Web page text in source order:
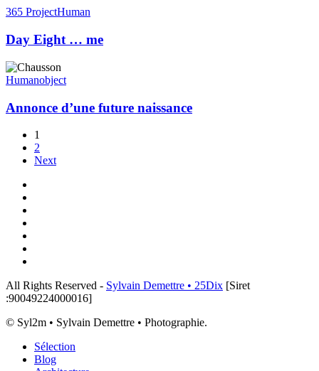
Chercher
l’inspiration
Eight
me
365 ProjectHuman
Day Eight … me
Annonce
d’une
naissance
Humanobject
Annonce d’une future naissance
1
2
Next
All Rights Reserved - Sylvain Demettre • 25Dix [Siret
:90049224000016]
© Syl2m • Sylvain Demettre • Photographie.
Close
Menu
Sélection
Blog